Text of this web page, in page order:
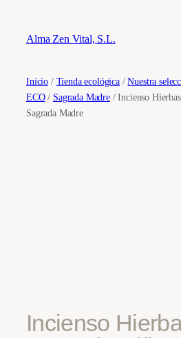
Alma Zen Vital, S.L.
Inicio / Tienda ecológica/Nuestra
ECO/ Sagrada Madre/ Incienso
Sagrada Madre
Incienso